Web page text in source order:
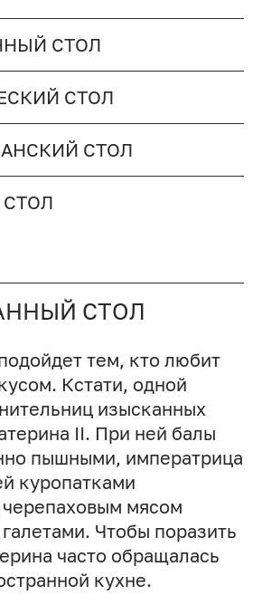
СТОЛ
СТОЛ
СТОЛ
СТОЛ
тем, кто любит
Кстати, одной
изысканных
II. При ней балы
пышными, императрица
куропатками
мясом
Чтобы поразить
часто обращалась
кухне.